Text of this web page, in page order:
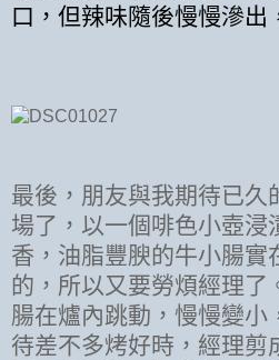
口，但辣味隨後慢慢滲出
最後，朋友與我期待已久
場了，以一個啡色小壺浸
香，油脂豐腴的牛小腸實
的，所以又要勞煩經理了
腸在爐內跳動，慢慢變小
待差不多烤好時，經理剪